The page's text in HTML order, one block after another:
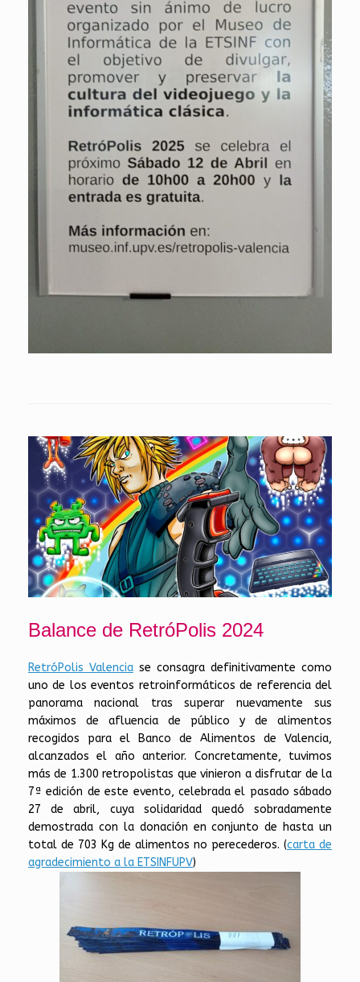
Balance de RetróPolis 2024
RetróPolis Valencia se consagra definitivamente como
uno de los eventos retroinformáticos de referencia del
panorama nacional tras superar nuevamente sus
máximos de afluencia de público y de alimentos
recogidos para el Banco de Alimentos de Valencia,
alcanzados el año anterior. Concretamente, tuvimos
más de 1.300 retropolistas que vinieron a disfrutar de la
7ª edición de este evento, celebrada el pasado sábado
27 de abril, cuya solidaridad quedó sobradamente
demostrada con la donación en conjunto de hasta un
total de 703 Kg de alimentos no perecederos. (carta de
agradecimiento a la ETSINFUPV)